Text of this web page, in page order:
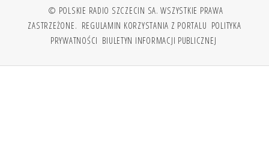
© POLSKIE RADIO SZCZECIN SA. WSZYSTKIE PRAWA
ZASTRZEŻONE. REGULAMIN KORZYSTANIA Z PORTALU POLITYKA
PRYWATNOŚCI BIULETYN INFORMACJI PUBLICZNEJ